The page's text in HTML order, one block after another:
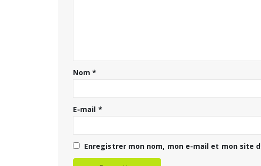
Nom*
E-mail *
Enregistrer mon nom, mon e-mail et mon site